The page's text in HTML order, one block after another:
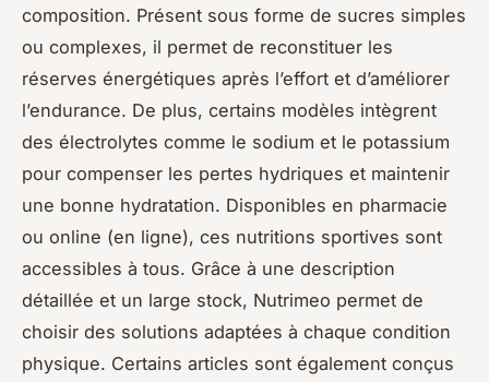
composition. Présent sous forme de sucres simples
ou complexes, il permet de reconstituer les
réserves énergétiques après l’effort et d’améliorer
l’endurance. De plus, certains modèles intègrent
des électrolytes comme le sodium et le potassium
pour compenser les pertes hydriques et maintenir
une bonne hydratation. Disponibles en pharmacie
ou online (en ligne), ces nutritions sportives sont
accessibles à tous. Grâce à une description
détaillée et un large stock, Nutrimeo permet de
choisir des solutions adaptées à chaque condition
physique. Certains articles sont également conçus